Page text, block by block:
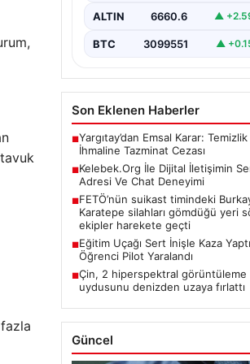
Günümüzde…
ALTIN 6660.6 ▲
BTC 3099551 ▲
Son Eklenen Haberler
■Yargıtay’dan Emsal Karar: Temizlik
İhmaline Tazminat Cezası
■Kelebek.Org İle Dijital İletişimin
Adresi Ve Chat Deneyimi
■FETÖ’nün suikast timindeki
Karatepe silahları gömdüğü yeri
ekipler harekete geçti
■Eğitim Uçağı Sert İnişle Kaza
Öğrenci Pilot Yaralandı
■Çin, 2 hiperspektral görüntüleme
uydusunu denizden uzaya fırlattı
Güncel